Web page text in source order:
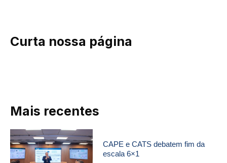
Curta nossa página
Mais recentes
CAPE e CATS debatem fim da
escala 6×1